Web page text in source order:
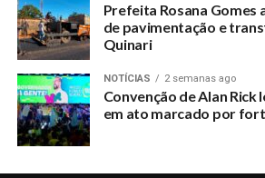
Prefeita Rosana Gomes
de pavimentação e
Quinari
NOTÍCIAS 2 semanas ago
Convenção de Alan Rick
em ato marcado por